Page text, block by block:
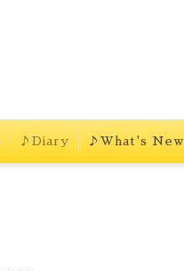
♪Diary ♪What's New